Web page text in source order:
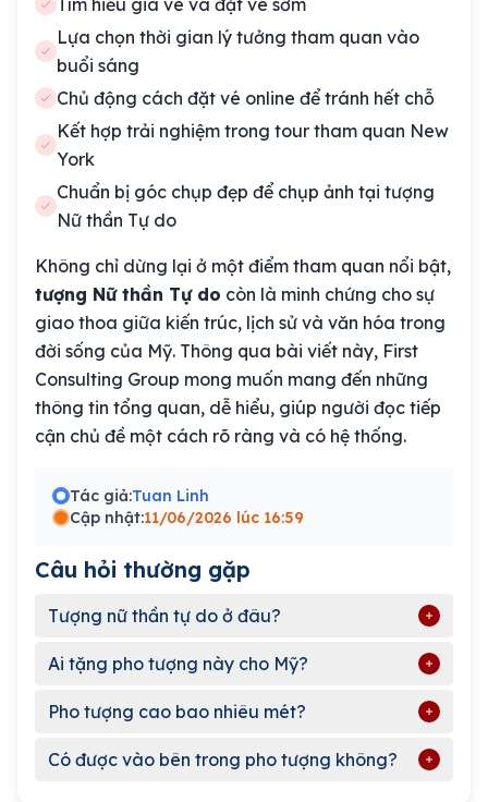
Lựa chọn thời gian lý tưởng tham quan vào
buổi sáng
Chủ động cách đặt vé online để tránh hết chỗ
Kết hợp trải nghiệm trong tour tham quan New
York
Chuẩn bị góc chụp đẹp để chụp ảnh tại tượng
Nữ thần Tự do
Không chỉ dừng lại ở một điểm tham quan nổi bật,
tượng Nữ thần Tự do còn là minh chứng cho sự
giao thoa giữa kiến trúc, lịch sử và văn hóa trong
đời sống của Mỹ. Thông qua bài viết này, First
Consulting Group mong muốn mang đến những
thông tin tổng quan, dễ hiểu, giúp người đọc tiếp
cận chủ đề một cách rõ ràng và có hệ thống.
Tác giả:Tuan Linh
Cập nhật:11/06/2026 lúc 16:59
Câu hỏi thường gặp
Tượng nữ thần tự do ở đâu?
Ai tặng pho tượng này cho Mỹ?
Pho tượng cao bao nhiêu mét?
Có được vào bên trong pho tượng không?